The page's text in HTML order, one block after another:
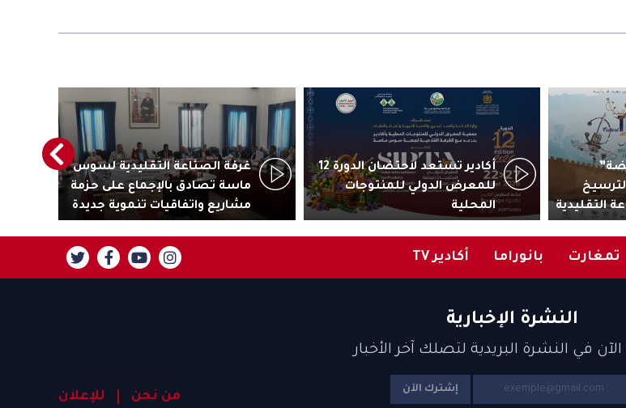
لترسيخ
التقليدية
أكادير تستعد لاحتضان الدورة 12
للمعرض الدولي للمنتوجات
المحلية
غرفة الصناعة التقليدية لسوس
ماسة تصادق بالإجماع على حزمة
مشاريع واتفاقيات تنموية جديدة
تمغارت بانوراما أكادير TV
النشرة الإخبارية
في النشرة البريدية لتصلك آخر الأخبار
إشترك الآن من نحن للإعلان